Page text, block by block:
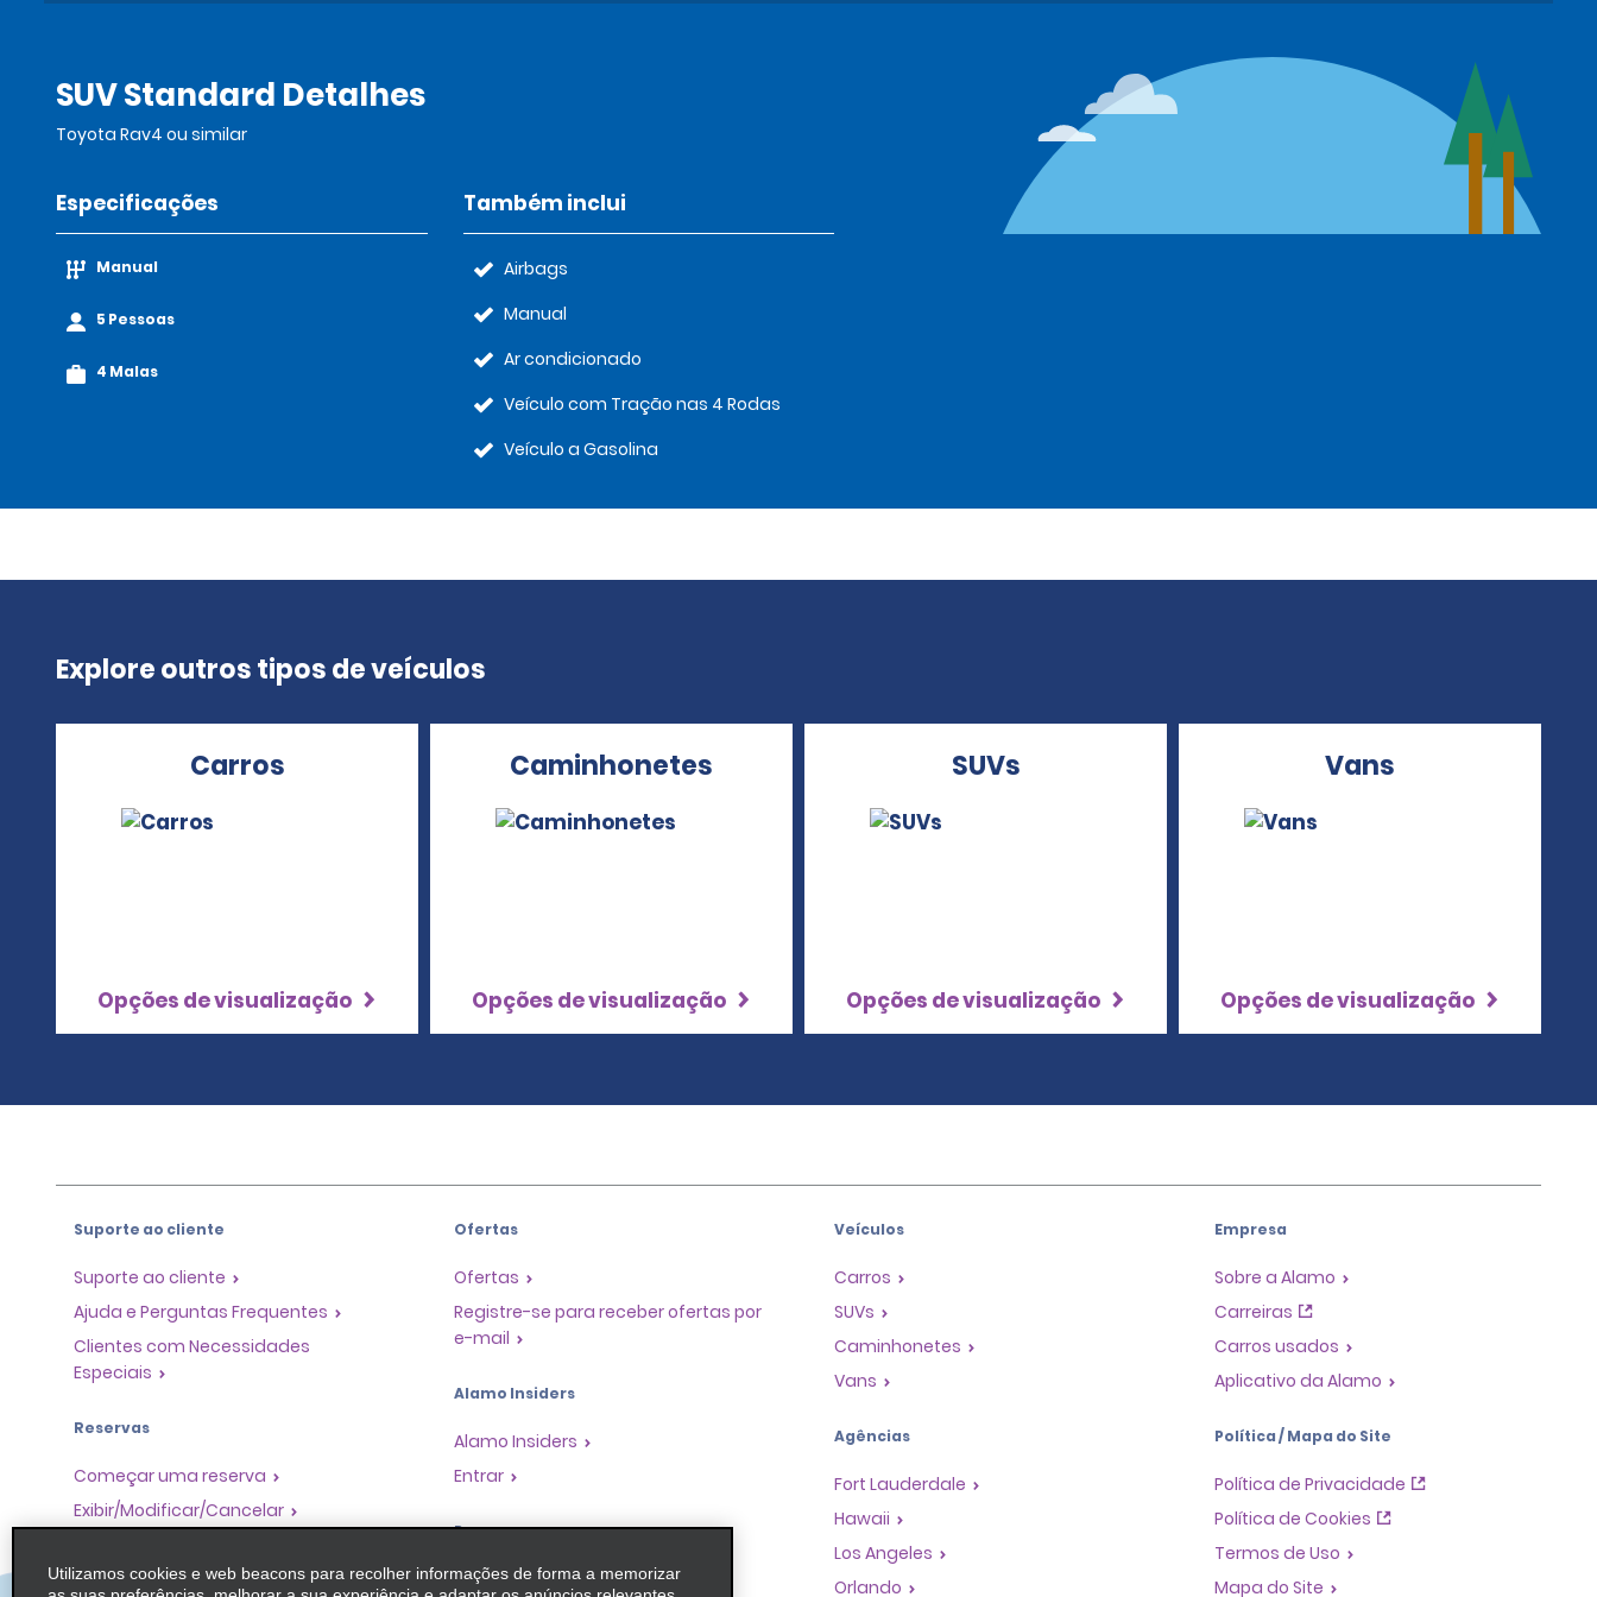
SUV Standard Detalhes
Toyota Rav4 ou similar
Especificações
Manual
5 Pessoas
4 Malas
Também inclui
Airbags
Manual
Ar condicionado
Veículo com Tração nas 4 Rodas
Veículo a Gasolina
Explore outros tipos de veículos
Carros
Opções de visualização
Caminhonetes
Opções de visualização
SUVs
Opções de visualização
Vans
Opções de visualização
Suporte ao cliente
Suporte ao cliente
Ajuda e Perguntas Frequentes
Clientes com Necessidades
Especiais
Reservas
Começar uma reserva
Exibir/Modificar/Cancelar
Pular o guichê
Ofertas
Ofertas
Registre-se para receber ofertas por
e-mail
Alamo Insiders
Alamo Insiders
Entrar
Programas
Programa de Premiação de
Veículos
Carros
SUVs
Caminhonetes
Vans
Agências
Fort Lauderdale
Hawaii
Los Angeles
Orlando
Empresa
Sobre a Alamo
Carreiras
Carros usados
Aplicativo da Alamo
Política / Mapa do Site
Política de Privacidade
Política de Cookies
Termos de Uso
Mapa do Site
Utilizamos cookies e web beacons para recolher informações de forma a memorizar